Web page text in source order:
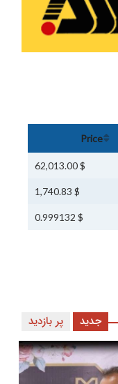
Price
$ 62,013.00
$ 1,740.83
$ 0.999132
پر بازدید جدید